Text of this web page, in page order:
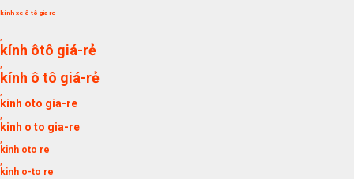
kính xe ô tô gia re
,
kính ôtô giá-rẻ
,
kính ô tô giá-rẻ
,
kinh oto gia-re
,
kinh o to gia-re
,
kinh oto re
,
kinh o-to re